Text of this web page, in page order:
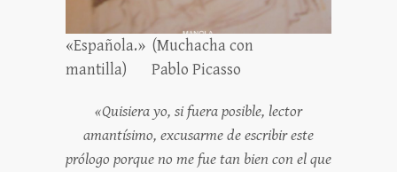
«Española.» (Muchacha con
mantilla) Pablo Picasso
«Quisiera yo, si fuera posible, lector
amantísimo, excusarme de escribir este
prólogo porque no me fue tan bien con el que